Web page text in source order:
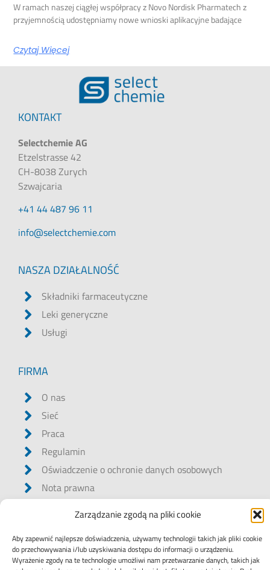
Zarządzanie zgodą na pliki cookie
Aby zapewnić najlepsze doświadczenia, używamy technologii takich jak pliki cookie
do przechowywania i/lub uzyskiwania dostępu do informacji o urządzeniu.
Wyrażenie zgody na te technologie umożliwi nam przetwarzanie danych, takich jak
W ramach naszej ciągłej współpracy z Novo Nordisk Pharmatech z
przyjemnością udostępniamy nowe wnioski aplikacyjne badające
Czytaj Więcej
KONTAKT
Selectchemie AG
Etzelstrasse 42
CH-8038 Zurych
Szwajcaria
+41 44 487 96 11
moc.eimehctceles
@ofni
NASZA DZIAŁALNOŚĆ
Składniki farmaceutyczne
Leki generyczne
Usługi
FIRMA
O nas
Sieć
Praca
Regulamin
Oświadczenie o ochronie danych osobowych
Nota prawna
Należyta staranność w zakresie pracy dzieci
Whistleblowing
Polityka różnorodności, równości i integracji